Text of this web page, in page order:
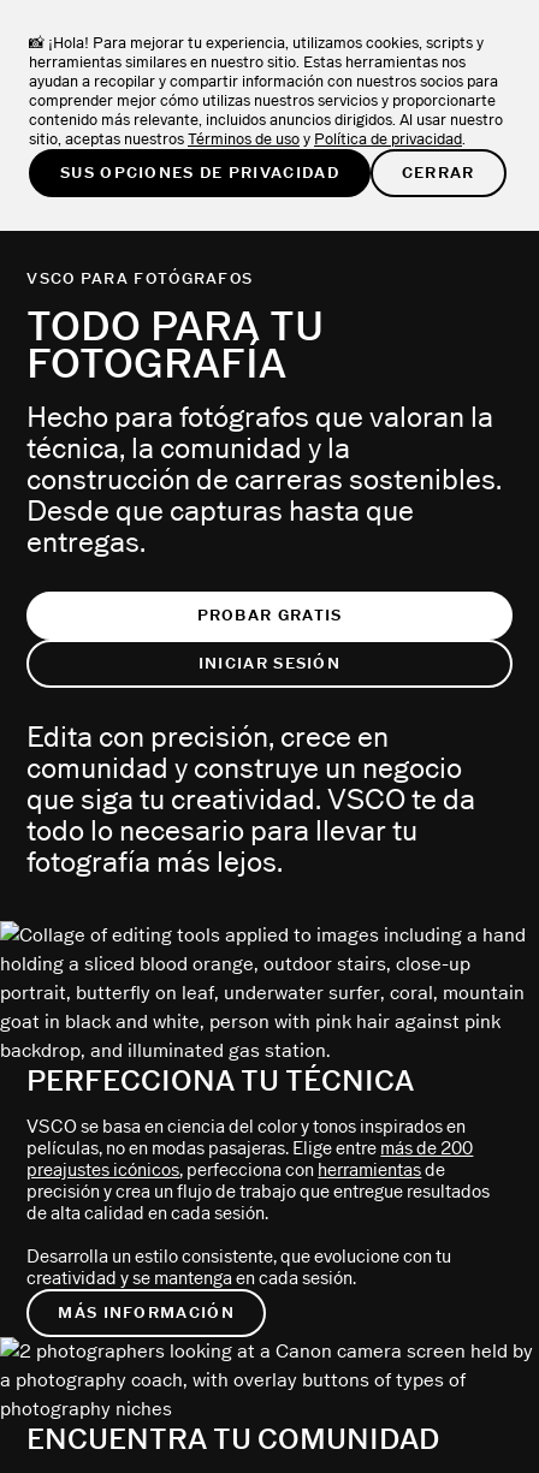
📸 ¡Hola! Para mejorar tu experiencia, utilizamos cookies, scripts y
herramientas similares en nuestro sitio. Estas herramientas nos
ayudan a recopilar y compartir información con nuestros socios para
comprender mejor cómo utilizas nuestros servicios y proporcionarte
contenido más relevante, incluidos anuncios dirigidos. Al usar nuestro
sitio, aceptas nuestros Términos de uso y Política de privacidad.
SUS OPCIONES DE PRIVACIDAD
CERRAR
Explora la colección de apps de VSCO.
PROBAR GRATIS
VSCO PARA FOTÓGRAFOS
TODO PARA TU
FOTOGRAFÍA
Hecho para fotógrafos que valoran la
técnica, la comunidad y la
construcción de carreras sostenibles.
Desde que capturas hasta que
entregas.
PROBAR GRATIS
INICIAR SESIÓN
Edita con precisión, crece en
comunidad y construye un negocio
que siga tu creatividad. VSCO te da
todo lo necesario para llevar tu
fotografía más lejos.
PERFECCIONA TU TÉCNICA
VSCO se basa en ciencia del color y tonos inspirados en
películas, no en modas pasajeras. Elige entre más de 200
preajustes icónicos, perfecciona con herramientasde
precisión y crea un flujo de trabajo que entregue resultados
de alta calidad en cada sesión.
Desarrolla un estilo consistente, que evolucione con tu
creatividad y se mantenga en cada sesión.
MÁS INFORMACIÓN
ENCUENTRA TU COMUNIDAD